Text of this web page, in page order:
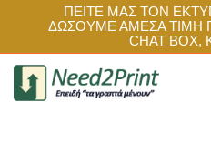
ΠΕΙΤΕ ΜΑΣ ΤΟΝ
ΔΩΣΟΥΜΕ ΑΜΕΣΑ ΤΙΜΗ
CHAT BOX,